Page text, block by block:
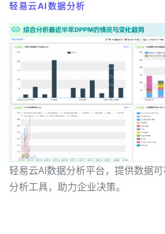
轻易云AI数据分析
轻易云AI数据分析平台，提供数据
分析工具，助力企业决策。